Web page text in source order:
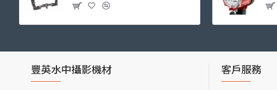
豐英水中攝影機材 客戶服務